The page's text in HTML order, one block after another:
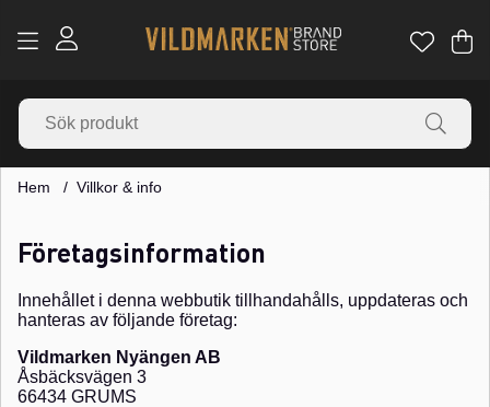
.
Hem Villkor & info
Företagsinformation
Innehållet i denna webbutik tillhandahålls, uppdateras och
hanteras av följande företag:
Vildmarken Nyängen AB
Åsbäcksvägen 3
66434 GRUMS